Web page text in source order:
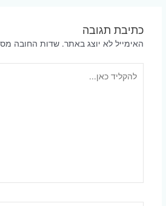
כתיבת תגובה
האימייל לא יוצג באתר. שדות החובה
כאן...